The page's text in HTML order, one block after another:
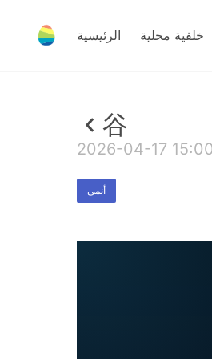
الرئيسية خلفية محلية
谷
أنمي